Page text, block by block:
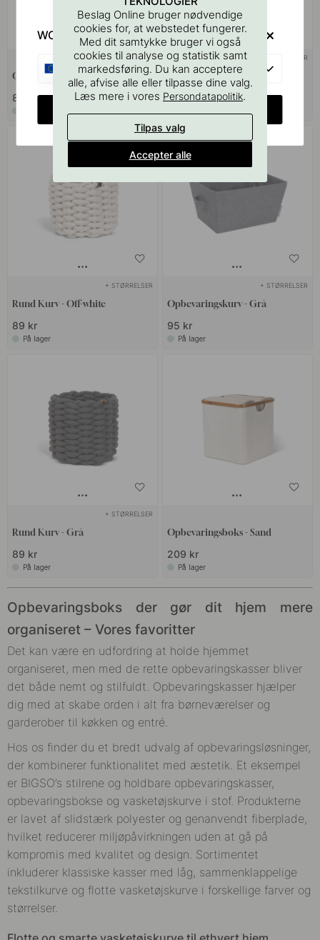
+ FARVER
Opbevaringsboks Cube - Grå
85 kr
2 + FARVER
Opbevaringsboks 3-set - Grå
85 kr
+ STØRRELSER
Rund Kurv - Off-white
89 kr
På lager
+ STØRRELSER
Opbevaringskurv - Grå
95 kr
På lager
+ STØRRELSER
Rund Kurv - Grå
89 kr
På lager
Opbevaringsboks - Sand
209 kr
På lager
Opbevaringsboks der gør dit hjem mere
organiseret – Vores favoritter
Det kan være en udfordring at holde hjemmet
organiseret, men med de rette opbevaringskasser bliver
det både nemt og stilfuldt. Opbevaringskasser hjælper
dig med at skabe orden i alt fra børneværelser og
garderober til køkken og entré.
Hos os finder du et bredt udvalg af opbevaringsløsninger,
der kombinerer funktionalitet med æstetik. Et eksempel
er BIGSO’s stilrene og holdbare opbevaringskasser,
opbevaringsbokse og vasketøjskurve i stof. Produkterne
er lavet af slidstærk polyester og genanvendt fiberplade,
hvilket reducerer miljøpåvirkningen uden at gå på
kompromis med kvalitet og design. Sortimentet
inkluderer klassiske kasser med låg, sammenklappelige
tekstilkurve og flotte vasketøjskurve i forskellige farver og
størrelser.
Beslag Online bruger nødvendige
cookies for, at webstedet fungerer.
Med dit samtykke bruger vi også
cookies til analyse og statistik samt
markedsføring. Du kan acceptere
alle, afvise alle eller tilpasse dine valg.
Læs mere i vores Persondatapolitik.
Tilpas valg
Accepter alle
WOULD YOU RATHER VISIT?
EU